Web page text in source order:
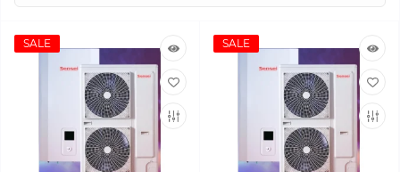
SALE SALE